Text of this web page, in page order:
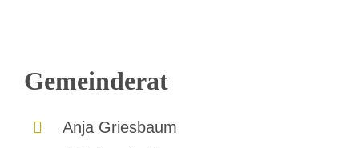
Gemeinderat
Anja Griesbaum